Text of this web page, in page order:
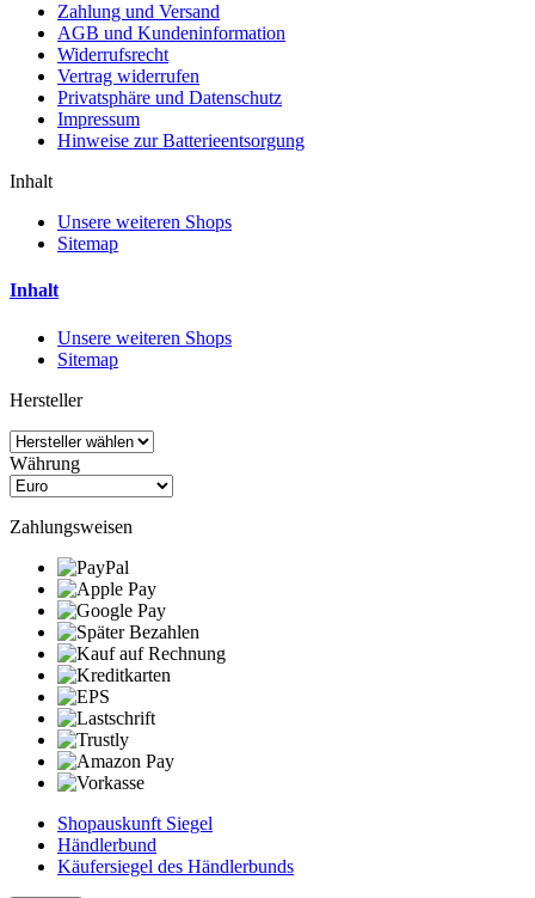
Zahlung und Versand
AGB und Kundeninformation
Widerrufsrecht
Vertrag widerrufen
Privatsphäre und Datenschutz
Impressum
Hinweise zur Batterieentsorgung
Inhalt
Unsere weiteren Shops
Sitemap
Inhalt
Unsere weiteren Shops
Sitemap
Hersteller
Währung
Zahlungsweisen
Shopauskunft Siegel
Händlerbund
Käufersiegel des Händlerbunds